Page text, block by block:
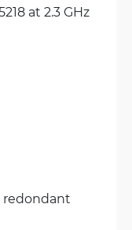
at 2.3 GHz
redondant